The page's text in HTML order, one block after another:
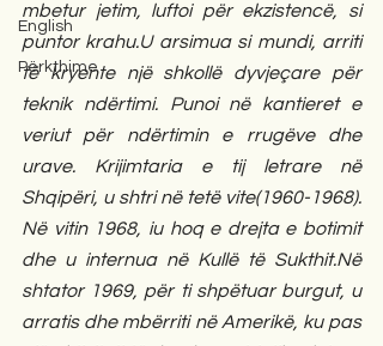
English
Përkthime
mbetur jetim, luftoi për ekzistencë, si
puntor krahu.U arsimua si mundi, arriti
të kryente një shkollë dyvjeçare për
teknik ndërtimi. Punoi në kantieret e
veriut për ndërtimin e rrugëve dhe
urave. Krijimtaria e tij letrare në
Shqipëri, u shtri në tetë vite(1960-1968).
Në vitin 1968, iu hoq e drejta e botimit
dhe u internua në Kullë të Sukthit.Në
shtator 1969, për ti shpëtuar burgut, u
arratis dhe mbërriti në Amerikë, ku pas